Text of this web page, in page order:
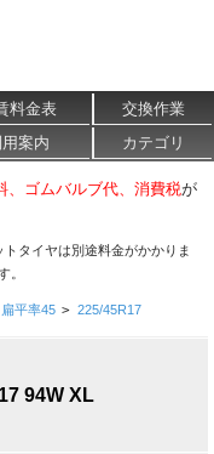
料金表
交換作業
案内 カテゴリ
、ゴムバルブ代、消費税が
タイヤは別途料金がかかりま
。
扁平率45 > 225/45R17
94W XL